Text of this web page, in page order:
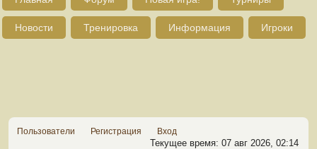
Новости Тренировка Информация Игроки
Пользователи Регистрация Вход
Текущее время: 07 авг 2026, 02:14